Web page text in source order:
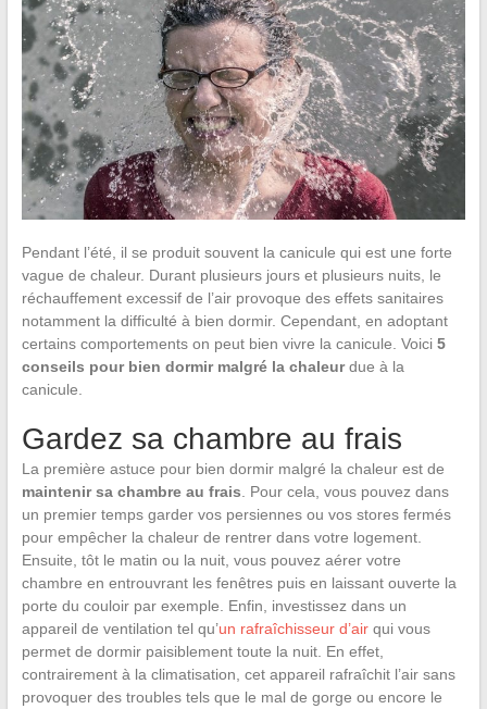
Pendant l’été, il se produit souvent la canicule qui est une forte
vague de chaleur. Durant plusieurs jours et plusieurs nuits, le
réchauffement excessif de l’air provoque des effets sanitaires
notamment la difficulté à bien dormir. Cependant, en adoptant
certains comportements on peut bien vivre la canicule. Voici 5
conseils pour bien dormir malgré la chaleurdue à la
canicule.
Gardez sa chambre au frais
La première astuce pour bien dormir malgré la chaleur est de
maintenir sa chambre au frais . Pour cela, vous pouvez dans
un premier temps garder vos persiennes ou vos stores fermés
pour empêcher la chaleur de rentrer dans votre logement.
Ensuite, tôt le matin ou la nuit, vous pouvez aérer votre
chambre en entrouvrant les fenêtres puis en laissant ouverte la
porte du couloir par exemple. Enfin, investissez dans un
appareil de ventilation tel qu’un rafraîchisseur d’airqui vous
permet de dormir paisiblement toute la nuit. En effet,
contrairement à la climatisation, cet appareil rafraîchit l’air sans
provoquer des troubles tels que le mal de gorge ou encore le